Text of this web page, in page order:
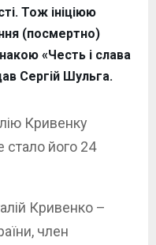
Тож ініціюю
(посмертно)
«Честь і слава
Сергій Шульга.
Кривенку
стало його 24
Кривенко –
член